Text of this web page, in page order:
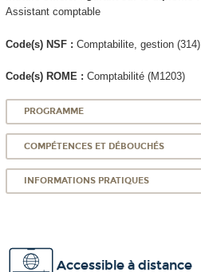
Assistant comptable
Code(s) NSF : Comptabilite, gestion (314)
Code(s) ROME : Comptabilité (M1203)
PROGRAMME
COMPÉTENCES ET DÉBOUCHÉS
INFORMATIONS PRATIQUES
Accessible à distance